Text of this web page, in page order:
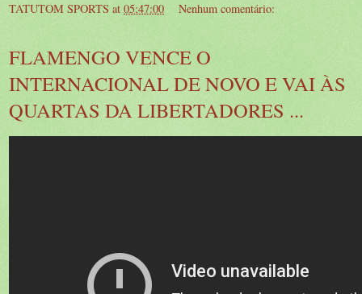
TATUTOM SPORTS at 05:47:00 Nenhum comentário:
FLAMENGO VENCE O
INTERNACIONAL DE NOVO E VAI ÀS
QUARTAS DA LIBERTADORES ...